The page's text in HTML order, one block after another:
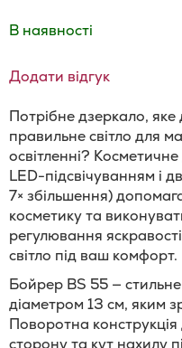
В наявності
Додати відгук
Потрібне дзеркало, яке
правильне світло для
освітленні?
LED-підсвічуванням і
7× збільшення)
косметику та
регулювання
світло під ваш комфорт.
Бойрер BS 55 —
діаметром 13 см, яким
Поворотна
сторону та кут нахилу